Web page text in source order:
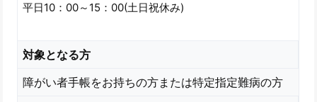
平日10：00～15：00(土日祝休み)
対象となる方
障がい者手帳をお持ちの方または特定指定難病の方